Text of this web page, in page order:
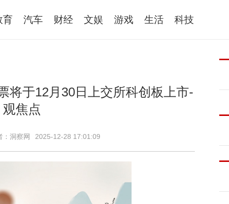
育 汽车 财经 文娱 游戏 生活 科技
将于12月30日上交所科创板上市-
观焦点
：洞察网 2025-12-28 17:01:09